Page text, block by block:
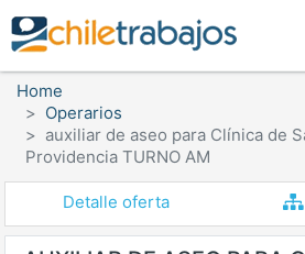
Home
Operarios
auxiliar de aseo para Clínica de
Providencia TURNO AM
Detalle oferta